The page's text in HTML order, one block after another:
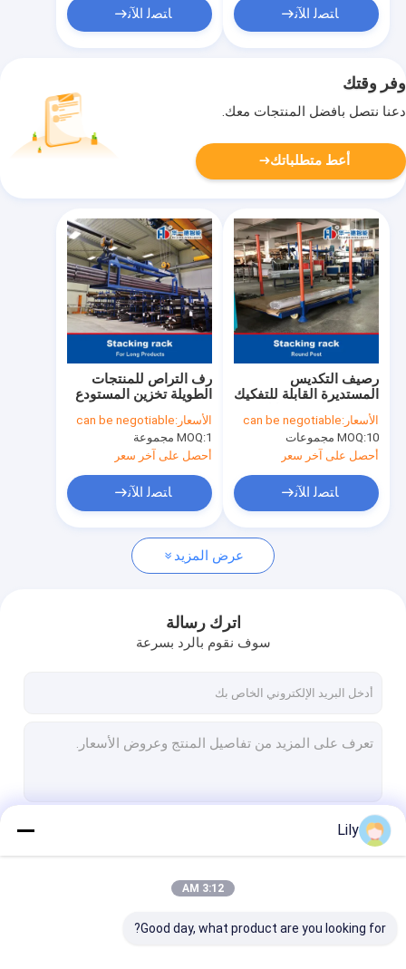
ﺎﺘﺼﻟ ﺍﻶﻧ ﺎﺘﺼﻟ ﺍﻶﻧ
وفر وقتك
دعنا نتصل بأفضل المنتجات معك.
أعط متطلباتك
رف التراص للمنتجات
الطويلة تخزين المستودع
الأسعار:can be negotiable
MOQ:1 مجموعة
أحصل على آخر سعر
ﺎﺘﺼﻟ ﺍﻶﻧ
رصيف التكديس
المستديرة القابلة للتفكيك
رصيف التكديس قابل
للتكديس
الأسعار:can be negotiable
MOQ:10 مجموعات
أحصل على آخر سعر
ﺎﺘﺼﻟ ﺍﻶﻧ
عرض المزيد
اترك رسالة
سوف نقوم بالرد بسرعة
Lily
3:12 AM
Good day, what product are you looking for?